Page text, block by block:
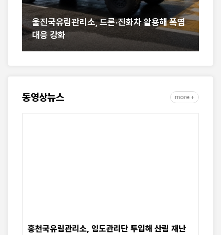
울진국유림관리소, 드론·진화차 활용해 폭염
대응 강화
동영상뉴스 more +
홍천국유림관리소, 임도관리단 투입해 산림 재난